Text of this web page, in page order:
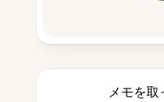
メモを取